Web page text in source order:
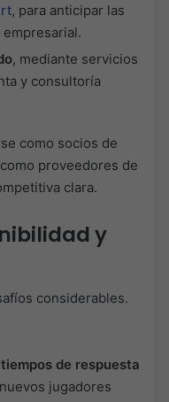
, para anticipar las
, mediante servicios
y consultoría
como socios de
proveedores de
clara.
y
considerables.
de respuesta
jugadores